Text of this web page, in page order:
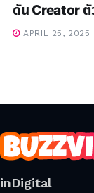
ดัน Creator ตั
APRIL 25, 2025
inDigital